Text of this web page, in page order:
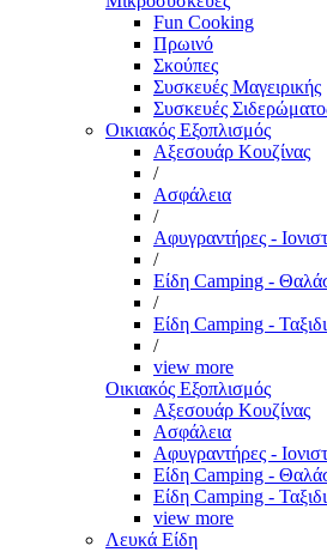
Fun Cooking
Πρωινό
Σκούπες
Συσκευές Μαγειρικής
Συσκευές
Οικιακός Εξοπλισμός
Αξεσουάρ Κουζίνας
/
Ασφάλεια
/
Αφυγραντήρες -
/
Είδη Camping -
/
Είδη Camping -
/
view more
Οικιακός Εξοπλισμός
Αξεσουάρ Κουζίνας
Ασφάλεια
Αφυγραντήρες -
Είδη Camping -
Είδη Camping -
view more
Λευκά Είδη